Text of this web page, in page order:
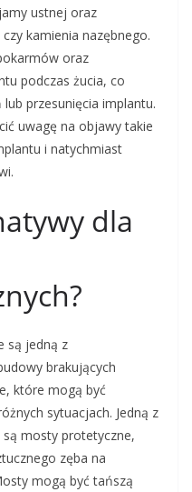
ustnej oraz
kamienia nazębnego.
oraz
podczas żucia, co
przesunięcia implantu.
uwagę na objawy takie
i natychmiast
dla
są jedną z
brakujących
które mogą być
sytuacjach. Jedną z
mosty protetyczne,
zęba na
mogą być tańszą